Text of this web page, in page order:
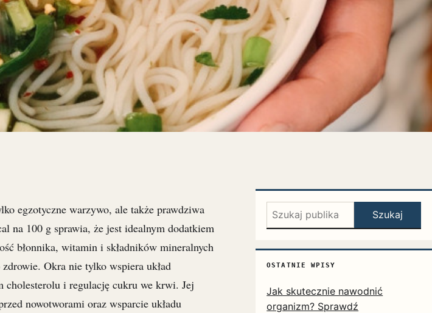
egzotyczne warzywo, ale także prawdziwa
na 100 g sprawia, że jest idealnym dodatkiem
błonnika, witamin i składników mineralnych
Okra nie tylko wspiera układ
cholesterolu i regulację cukru we krwi. Jej
nowotworami oraz wsparcie układu
Szukaj: Szukaj
OSTATNIE WPISY
Jak skutecznie nawodnić
organizm? Sprawdź